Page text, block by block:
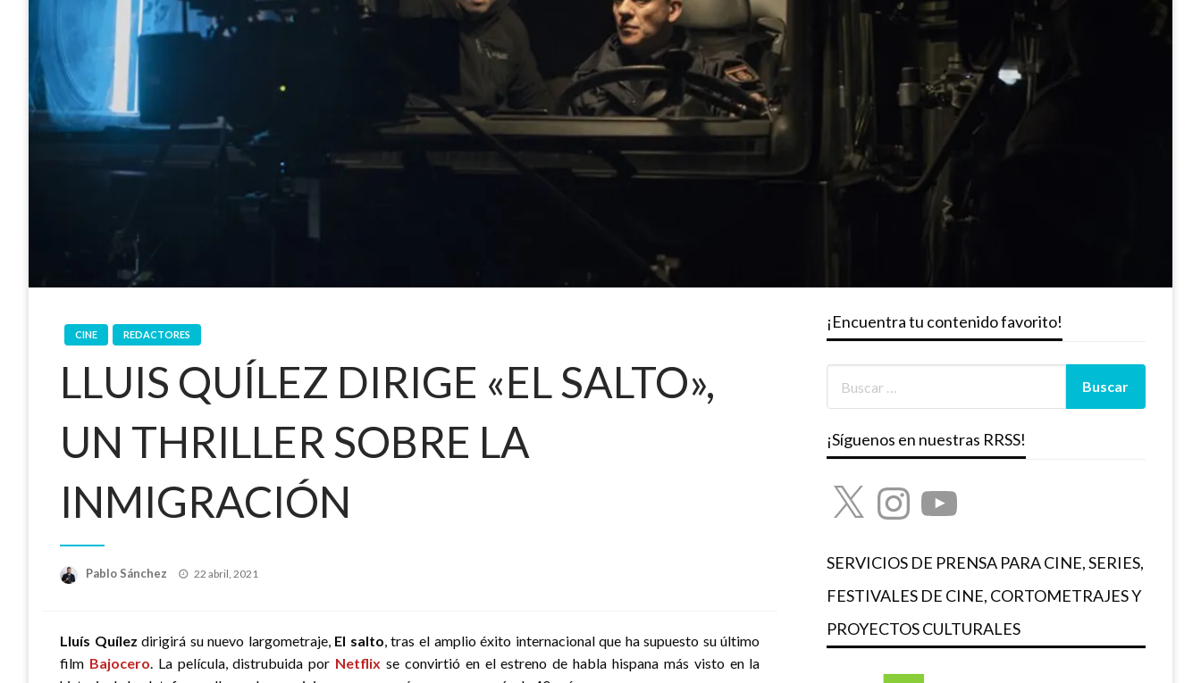
CINE REDACTORES
LLUIS QUÍLEZ DIRIGE «EL SALTO»,
UN THRILLER SOBRE LA
INMIGRACIÓN
Pablo Sánchez
Publicado
22 abril, 2021
Lluís Quílez dirigirá su nuevo largometraje, El salto, tras el amplio éxito internacional que ha supuesto su último
film Bajocero. La película, distrubuida por Netflix se convirtió en el estreno de habla hispana más visto en la
¡Encuentra tu contenido favorito!
¡Síguenos en nuestras RRSS!
X InstagramYouTube
SERVICIOS DE PRENSA PARA CINE, SERIES,
FESTIVALES DE CINE, CORTOMETRAJES Y
PROYECTOS CULTURALES